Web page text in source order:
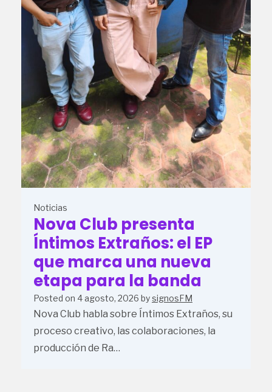
Noticias
Nova Club presenta
Íntimos Extraños: el EP
que marca una nueva
etapa para la banda
Posted on 4 agosto, 2026 bysignosFM
Nova Club habla sobre Íntimos Extraños, su
proceso creativo, las colaboraciones, la
producción de Ra…